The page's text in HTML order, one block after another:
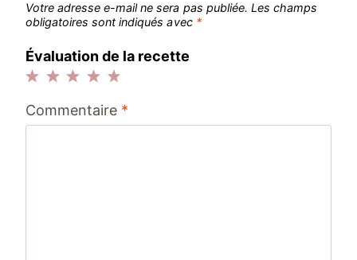
Votre adresse e-mail ne sera pas publiée. Les champs
obligatoires sont indiqués avec *
Évaluation de la recette
étoiles
étoiles
étoiles
étoiles
étoile
Commentaire *